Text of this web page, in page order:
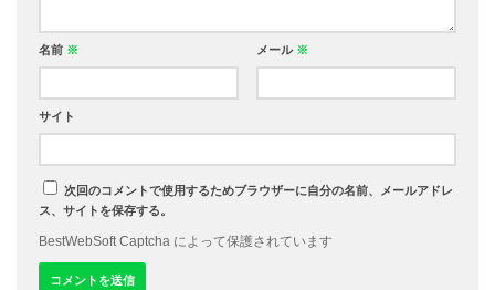
名前 ※ メール ※
サイト
次回のコメントで使用するためブラウザーに自分の名前、メールアドレ
ス、サイトを保存する。
BestWebSoft Captcha によって保護されています